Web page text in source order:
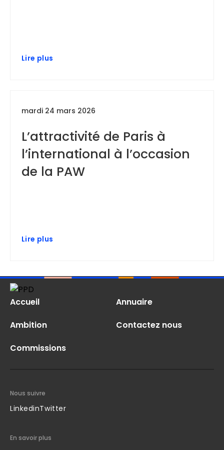
Lire plus
mardi 24 mars 2026
L’attractivité de Paris à
l’international à l’occasion
de la PAW
Lire plus
Accueil
Ambition
Commissions
Annuaire
Contactez nous
Nous suivre
LinkedinTwitter
En savoir plus